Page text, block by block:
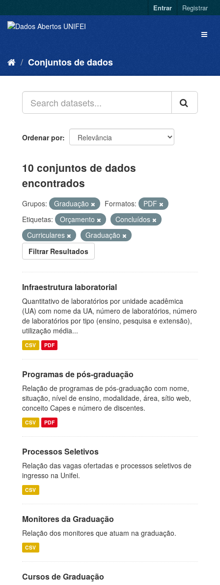
Entrar Registrar
Conjuntos de dados
Ordenar por
10 conjuntos de dados
encontrados
Grupos: Graduação Formatos:
PDF
Etiquetas:
Orçamento
Concluídos
Curriculares
Graduação
Filtrar Resultados
Infraestrutura laboratorial
Quantitativo de laboratórios por unidade acadêmica
(UA) com nome da UA, número de laboratórios, número
de laboratórios por tipo (ensino, pesquisa e extensão),
utilização média...
CSV PDF
Programas de pós-graduação
Relação de programas de pós-graduação com nome,
situação, nível de ensino, modalidade, área, sítio web,
conceito Capes e número de discentes.
CSV PDF
Processos Seletivos
Relação das vagas ofertadas e processos seletivos de
ingresso na Unifei.
CSV
Monitores da Graduação
Relação dos monitores que atuam na graduação.
CSV
Cursos de Graduação